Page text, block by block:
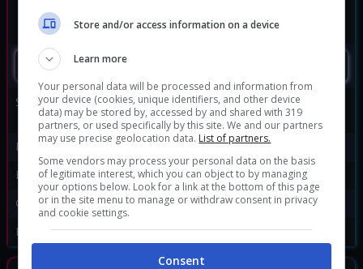
Sviluppatore:
Bungie (2010) - 343
Industries (2019)
Publisher:
Xbox Games Studios
Disponibile per:
PC ,Xbox 360 ,Xbox One
Genere:
Action|Sparatutto
Data di rilascio:
14/09/2010
Store and/or access information on a device
Learn more
Your personal data will be processed and information from
your device (cookies, unique identifiers, and other device
data) may be stored by, accessed by and shared with 319
partners, or used specifically by this site. We and our partners
may use precise geolocation data. List of partners.
Some vendors may process your personal data on the basis
of legitimate interest, which you can object to by managing
your options below. Look for a link at the bottom of this page
or in the site menu to manage or withdraw consent in privacy
and cookie settings.
Consent